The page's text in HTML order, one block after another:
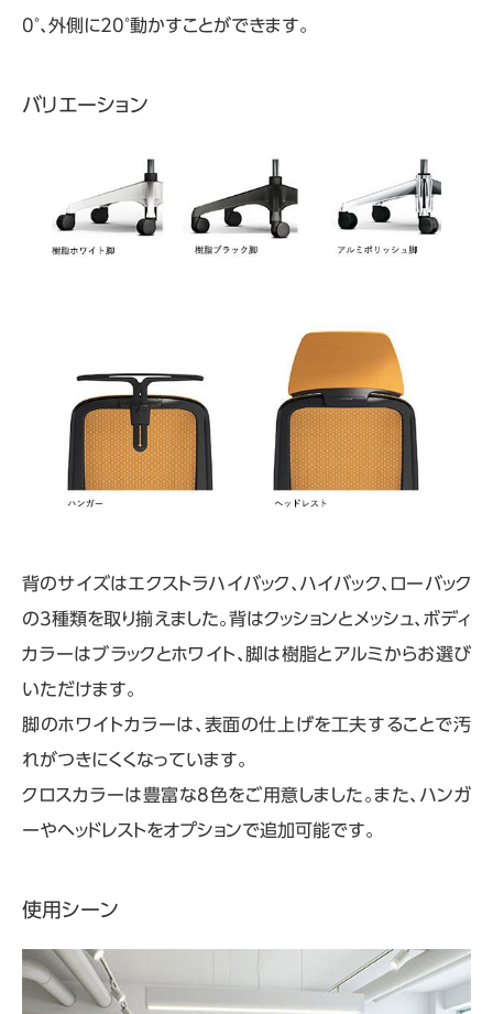
0°、外側に20°動かすことができます。
バリエーション
背のサイズはエクストラハイバック、ハイバック、ローバック
の3種類を取り揃えました。背はクッションとメッシュ、ボディ
カラーはブラックとホワイト、脚は樹脂とアルミからお選び
いただけます。
脚のホワイトカラーは、表面の仕上げを工夫することで汚
れがつきにくくなっています。
クロスカラーは豊富な8色をご用意しました。また、ハンガ
ーやヘッドレストをオプションで追加可能です。
使用シーン